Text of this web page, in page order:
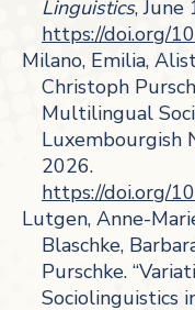
Linguistics, June
https://doi.org/
Milano, Emilia,
Christoph
Multilingual
Luxembourgish
2026.
https://doi.org/
Lutgen, Anne-
Blaschke,
Purschke.
Sociolinguistics